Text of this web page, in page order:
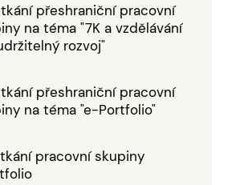
přeshraniční pracovní
na téma "7K a vzdělávání
rozvoj"
přeshraniční pracovní
na téma "e-Portfolio"
pracovní skupiny